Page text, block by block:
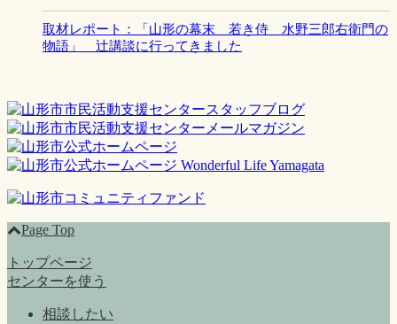
取材レポート：「山形の幕末 若き侍 水野三郎右衛門の
物語」 辻講談に行ってきました
Page Top
トップページ
センターを使う
相談したい